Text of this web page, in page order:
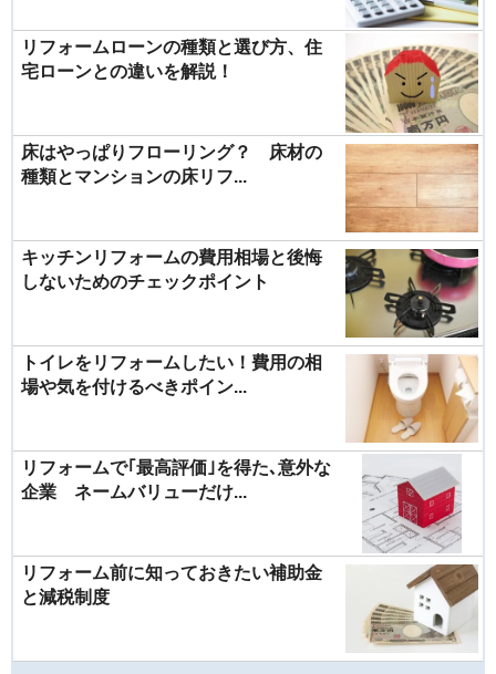
リフォームローンの種類と選び方、住
宅ローンとの違いを解説！
床はやっぱりフローリング？ 床材の
種類とマンションの床リフ...
キッチンリフォームの費用相場と後悔
しないためのチェックポイント
トイレをリフォームしたい！費用の相
場や気を付けるべきポイン...
リフォームで｢最高評価｣を得た､意外な
企業 ネームバリューだけ...
リフォーム前に知っておきたい補助金
と減税制度